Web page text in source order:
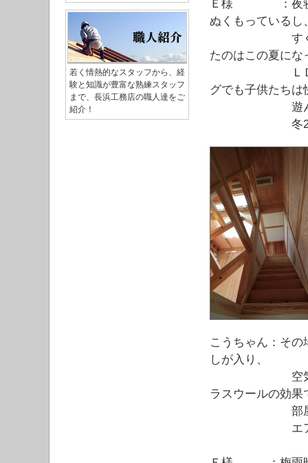
Ｅ様 ：夜寝る
ぬくもっているし
すぐに布団に
たのはこの夏にな
ＬＤＫもエア
グでも子供たちは
遊んで
冬2階に上
こうちゃん：そ
しが入り、
空気をあたた
ラスウールの効果
部屋の熱が
エアコンを
若く情熱的なスタッフから、経
験と知識が豊富な熟練スタッフ
まで、長浜工務店の職人達をご
紹介！